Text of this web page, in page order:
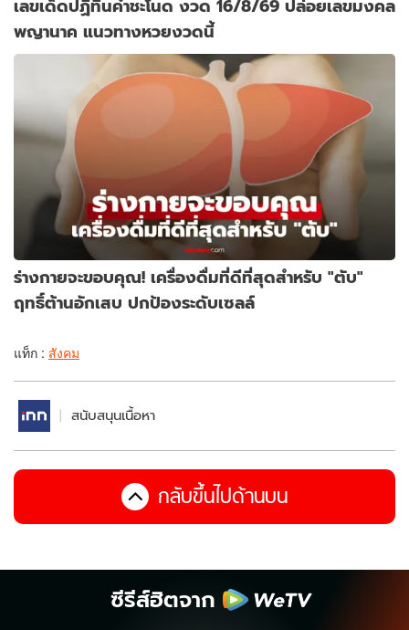
เลขเด็ดปฏิทินคำชะโนด งวด 16/8/69 ปล่อยเลขมงคล
พญานาค แนวทางหวยงวดนี้
ร่างกายจะขอบคุณ! เครื่องดื่มที่ดีที่สุดสำหรับ "ตับ"
ฤทธิ์ต้านอักเสบ ปกป้องระดับเซลล์
แท็ก : สังคม
สนับสนุนเนื้อหา
กลับขึ้นไปด้านบน
ซีรีส์ฮิตจาก